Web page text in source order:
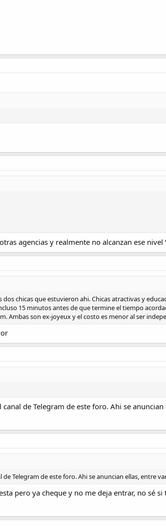
agencias y realmente no alcanzan ese
chicas que estuvieron ahi. Chicas atractivas y
15 minutos antes de que termine el tiempo
Ambas son ex-joyeux y el costo es menor al ser
de Telegram de este foro. Ahi se
Telegram de este foro. Ahi se anuncian ellas, entre
pero ya cheque y no me deja entrar, no sé